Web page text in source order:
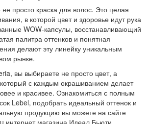
просто краска для волос. Это целая
в которой цвет и здоровье идут рука
WOW-капсулы, восстанавливающий
палитра оттенков и понятная
делают эту линейку уникальным
рынке.
вы выбираете не просто цвет, а
с каждым окрашиванием делает
и красивее. Ознакомиться с полным
Lebel, подобрать идеальный оттенок и
продукцию вы можете на сайте
интернет магазина Идеал Бьюти.